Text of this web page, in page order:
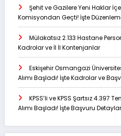
Şehit ve Gazilere Yeni Haklar
Komisyondan Geçti! İşte
Mülakatsız 2.133 Hastane
Kadrolar ve İl İl Kontenjanlar
Eskişehir Osmangazi
Alımı Başladı! İşte Kadrolar ve
KPSS’li ve KPSS Şartsız 4.397
Alımı Başladı! İşte Başvuru